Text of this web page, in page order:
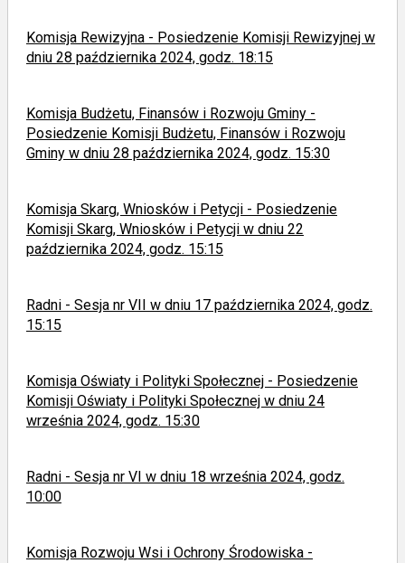
Komisja Rewizyjna - Posiedzenie Komisji Rewizyjnej w
dniu 28 października 2024, godz. 18:15
Komisja Budżetu, Finansów i Rozwoju Gminy -
Posiedzenie Komisji Budżetu, Finansów i Rozwoju
Gminy w dniu 28 października 2024, godz. 15:30
Komisja Skarg, Wniosków i Petycji - Posiedzenie
Komisji Skarg, Wniosków i Petycji w dniu 22
października 2024, godz. 15:15
Radni - Sesja nr VII w dniu 17 października 2024, godz.
15:15
Komisja Oświaty i Polityki Społecznej - Posiedzenie
Komisji Oświaty i Polityki Społecznej w dniu 24
września 2024, godz. 15:30
Radni - Sesja nr VI w dniu 18 września 2024, godz.
10:00
Komisja Rozwoju Wsi i Ochrony Środowiska -